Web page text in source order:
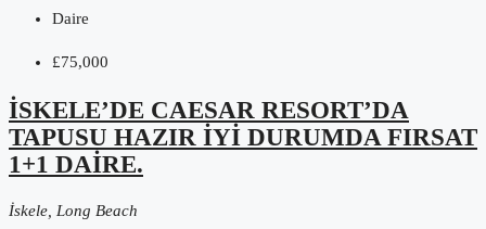
Daire
£75,000
İSKELE’DE CAESAR RESORT’DA
TAPUSU HAZIR IYI DURUMDA FIRSAT
1+1 DAIRE.
İskele, Long Beach